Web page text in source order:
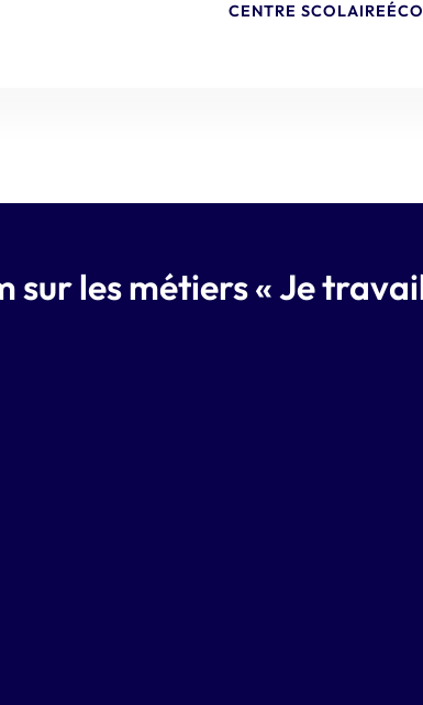
CENTRE SCOLAIRE
sur les métiers « Je